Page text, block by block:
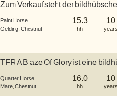
Zum Verkauf steht der
Paint Horse
Gelding Chestnut
15.3
hh
10
years
TFR A Blaze Of Glory ist eine
Quarter Horse
Mare Chestnut
16.0
hh
10
years